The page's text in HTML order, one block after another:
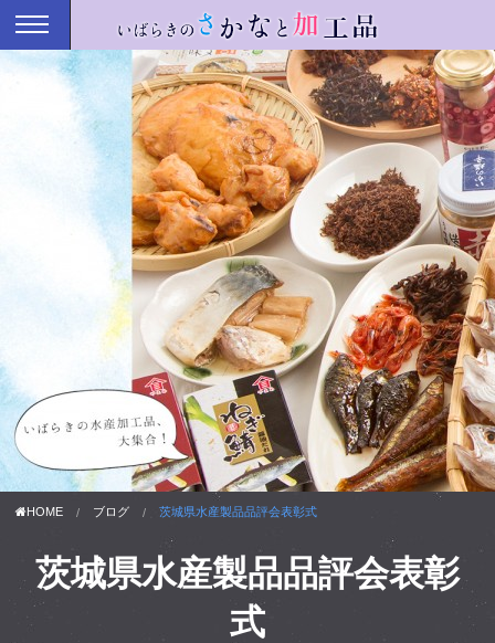
HOME ブログ 茨城県水産製品品評会表彰式
茨城県水産製品品評会表彰
式